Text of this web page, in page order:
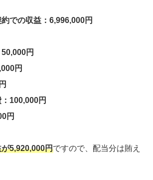
での収益：6,996,000円
円
円
100,000円
円
5,920,000円ですので、配当分は賄え